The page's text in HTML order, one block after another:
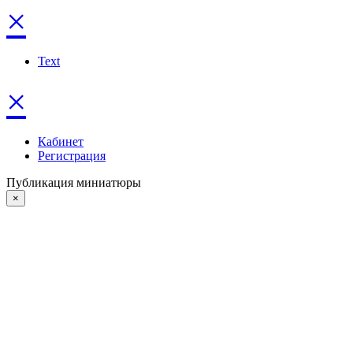
×
Text
×
Кабинет
Регистрация
Публикация миниатюры
×